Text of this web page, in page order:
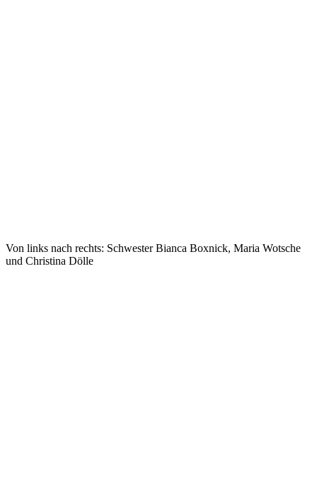
Von links nach rechts: Schwester Bianca Boxnick, Maria Wotsche
und Christina Dölle